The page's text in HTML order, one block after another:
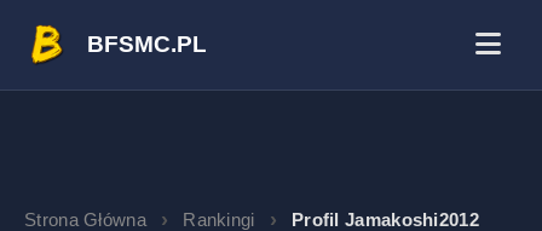
BFSMC.PL
Strona Główna Rankingi Profil Jamakoshi2012